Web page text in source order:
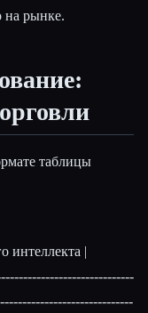
на рынке.
таблицы
интеллекта |